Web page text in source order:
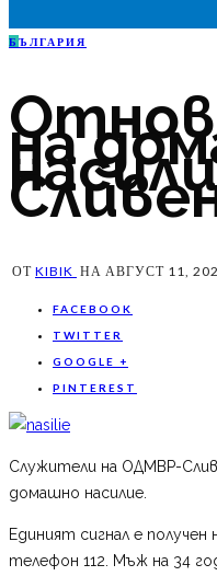
Б ЪЛГАРИЯ
на
ОТ KIBIK НА АВГУСТ 11,
FACEBOOK
TWITTER
GOOGLE +
PINTEREST
Служители на ОДМВР-
домашно насилие.
Единият сигнал е получен
телефон 112. Мъж на 34